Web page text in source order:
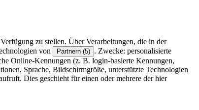
zu stellen. Über Verarbeitungen, die in der
von Partnern (5) . Zwecke: personalisierte
Online-Kennungen (z. B. login-basierte Kennungen,
Sprache, Bildschirmgröße, unterstützte Technologien
Dies geschieht für einen oder mehrere der hier